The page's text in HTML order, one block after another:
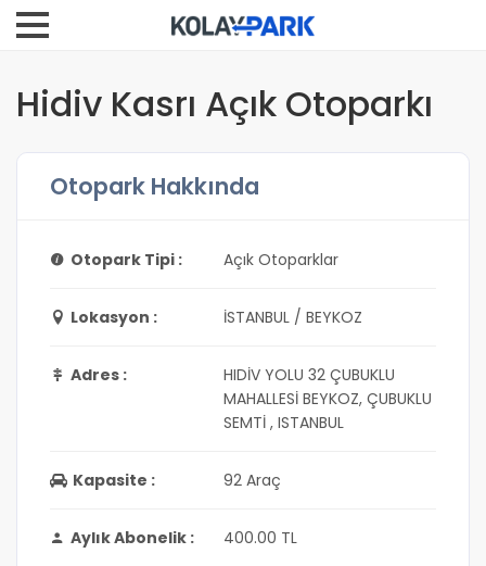
Hidiv Kasrı Açık Otoparkı
Otopark Hakkında
Otopark Tipi : Açık Otoparklar
Lokasyon : İSTANBUL / BEYKOZ
Adres :
HIDİV YOLU 32 ÇUBUKLU
MAHALLESİ BEYKOZ, ÇUBUKLU
SEMTİ , ISTANBUL
Kapasite : 92 Araç
Aylık Abonelik : 400.00 TL